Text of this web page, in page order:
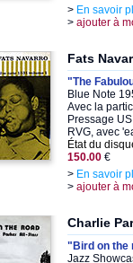
> En savoir
> ajouter à
Fats
"The
Blue Note
Avec la
Pressage
RVG, avec
État du
150.00 €
> En savoir
> ajouter à
Charlie
"Bird on the
Jazz